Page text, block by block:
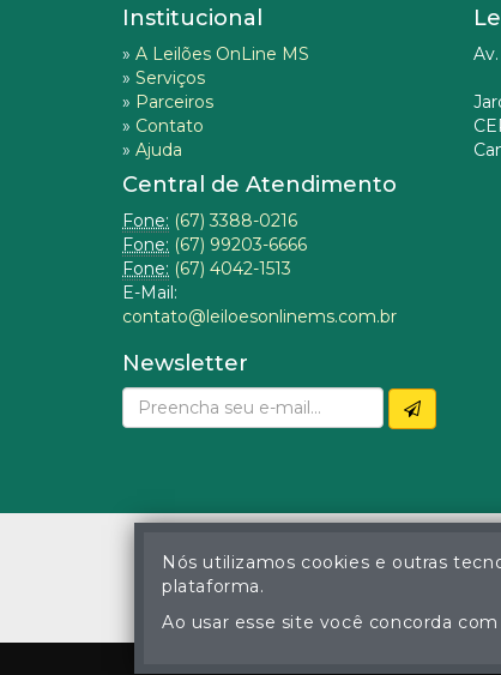
Institucional
» A Leilões OnLine MS
» Serviços
» Parceiros
» Contato
» Ajuda
Central de Atendimento
Fone: (67) 3388-0216
Fone: (67) 99203-6666
Fone: (67) 4042-1513
E-Mail:
contato@leiloesonlinems.com.br
Newsletter
© Gustavo
A cópia ou
Nós utilizamos cookies e outras
plataforma.
Ao usar esse site você concorda